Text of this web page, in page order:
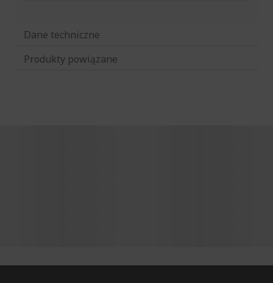
Dane techniczne
Produkty powiązane